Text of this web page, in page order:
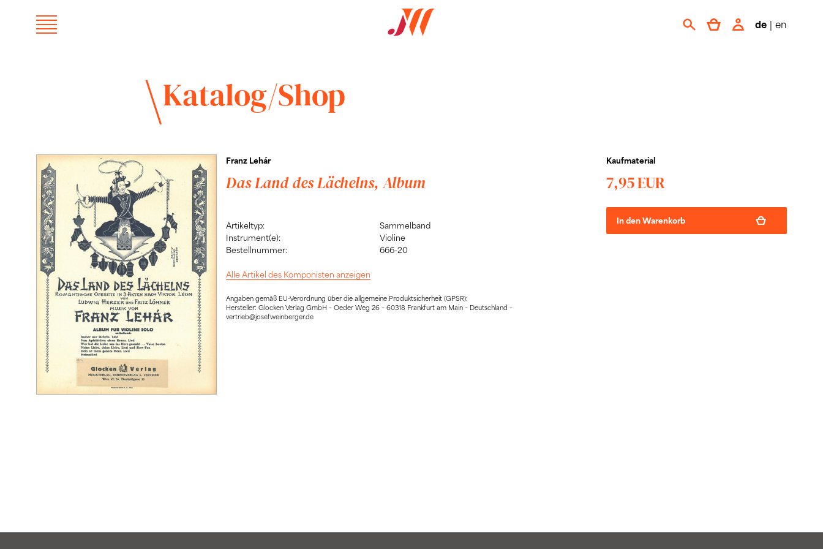
de | en
Katalog/Shop
Franz Lehár
Das Land des Lächelns, Album
Artikeltyp:
Sammelband
Instrument(e):
Violine
Bestellnummer:
666-20
Alle Artikel des Komponisten anzeigen
Angaben gemäß EU-Verordnung über die allgemeine Produktsicherheit (GPSR):
Hersteller: Glocken Verlag GmbH – Oeder Weg 26 – 60318 Frankfurt am Main – Deutschland –
vertrieb@josefweinberger.de
Kaufmaterial
7,95 EUR
In den Warenkorb